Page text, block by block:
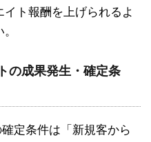
ト報酬を上げられるよ
の成果発生・確定条
定条件は「新規客から